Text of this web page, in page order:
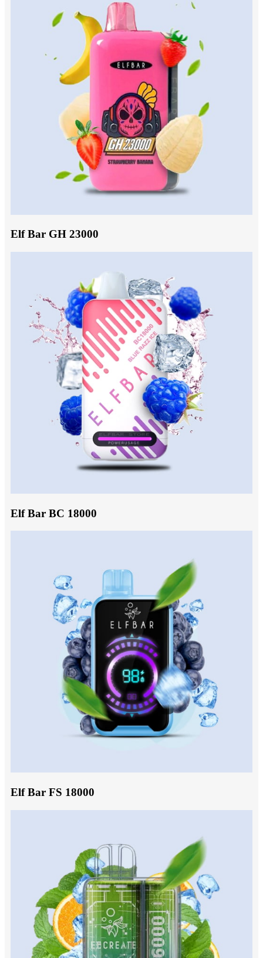
Elf Bar GH 23000
Elf Bar BC 18000
Elf Bar FS 18000